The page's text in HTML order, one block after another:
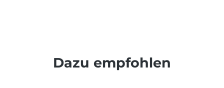
Produktgalerie überspringen
Dazu empfohlen